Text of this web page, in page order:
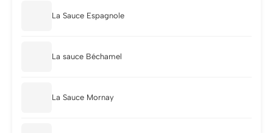
La Sauce Espagnole
La sauce Béchamel
La Sauce Mornay